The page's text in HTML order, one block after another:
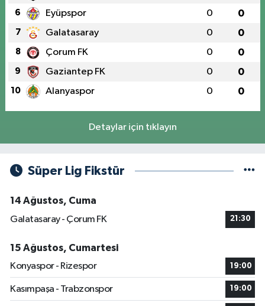
6 Eyüpspor 0 0
7 Galatasaray 0 0
8 Çorum FK 0 0
9 Gaziantep FK 0 0
10 Alanyaspor 0 0
Detaylar için tıklayın
Süper Lig Fikstür
14 Ağustos, Cuma
Galatasaray - Çorum FK
21:30
15 Ağustos, Cumartesi
Konyaspor - Rizespor
19:00
Kasımpaşa - Trabzonspor 19:00